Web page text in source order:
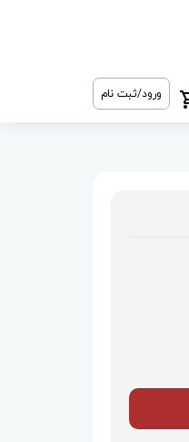
ورود/ثبت نام